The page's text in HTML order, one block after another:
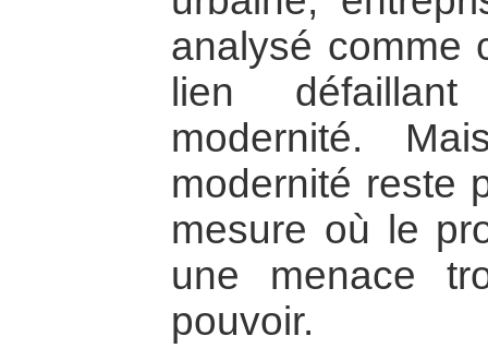
analysé comme
lien
modernité.
modernité reste
mesure où le
une menace
pouvoir.